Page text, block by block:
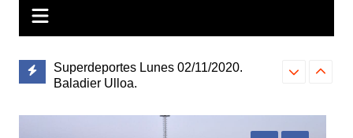
Superdeportes Lunes 02/11/2020.
Superdeportes Viernes 30/10/2020
Baladier Ulloa.